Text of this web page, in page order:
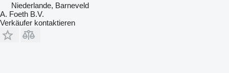
Niederlande, Barneveld
A. Foeth B.V.
Verkäufer kontaktieren